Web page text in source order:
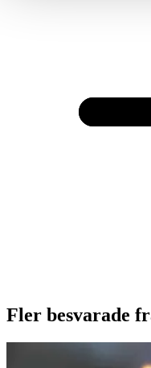
Fler besvarade